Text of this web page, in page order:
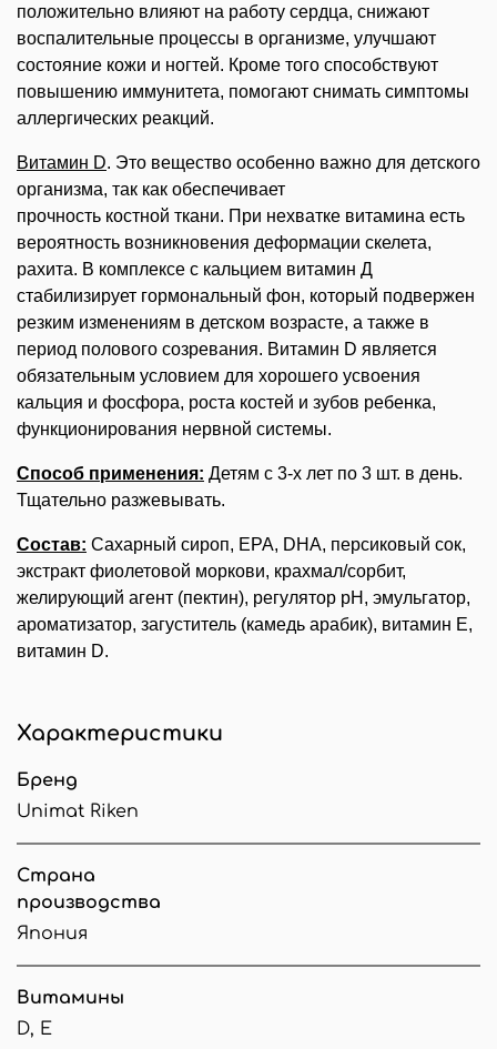
положительно влияют на работу сердца, снижают
воспалительные процессы в организме, улучшают
состояние кожи и ногтей. Кроме того способствуют
повышению иммунитета, помогают снимать симптомы
аллергических реакций.
Витамин D. Это вещество особенно важно для детского
организма, так как обеспечивает
прочность костной ткани. При нехватке витамина есть
вероятность возникновения деформации скелета,
рахита. В комплексе с кальцием витамин Д
стабилизирует гормональный фон, который подвержен
резким изменениям в детском возрасте, а также в
период полового созревания. Витамин D является
обязательным условием для хорошего усвоения
кальция и фосфора, роста костей и зубов ребенка,
функционирования нервной системы.
Способ применения: Детям с 3-х лет по 3 шт. в день.
Тщательно разжевывать.
Состав: Сахарный сироп, EPA, DHA, персиковый сок,
экстракт фиолетовой моркови, крахмал/сорбит,
желирующий агент (пектин), регулятор pH, эмульгатор,
ароматизатор, загуститель (камедь арабик), витамин Е,
витамин D.
Характеристики
Бренд
Unimat Riken
Страна
производства
Япония
Витамины
D, Е